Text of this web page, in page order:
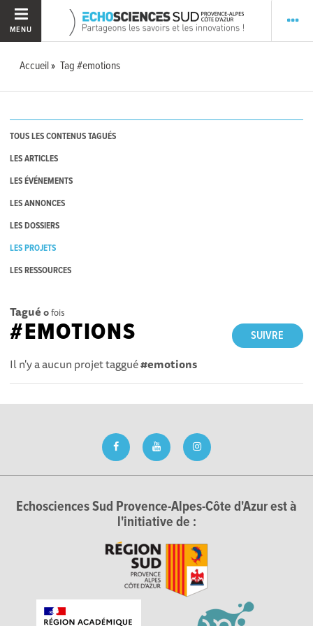
MENU
Accueil Tag #emotions
TOUS LES CONTENUS TAGUÉS
LES ARTICLES
LES ÉVÉNEMENTS
LES ANNONCES
LES DOSSIERS
LES PROJETS
LES RESSOURCES
Tagué 0fois
SUIVRE
#EMOTIONS
Il n'y a aucun projet taggué#emotions
Echosciences Sud Provence-Alpes-Côte d'Azur est à
l'initiative de :